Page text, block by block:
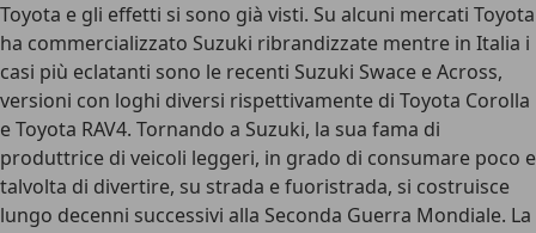
Toyota e gli effetti si sono già visti. Su alcuni mercati Toyota
ha commercializzato Suzuki ribrandizzate mentre in Italia i
casi più eclatanti sono le recenti Suzuki Swace e Across,
versioni con loghi diversi rispettivamente di Toyota Corolla
e Toyota RAV4. Tornando a Suzuki, la sua fama di
produttrice di veicoli leggeri, in grado di consumare poco e
talvolta di divertire, su strada e fuoristrada, si costruisce
lungo decenni successivi alla Seconda Guerra Mondiale. La